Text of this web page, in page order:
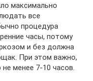
максимально
все
процедура
часы, потому
и без должна
При этом важно,
менее 7-10 часов.